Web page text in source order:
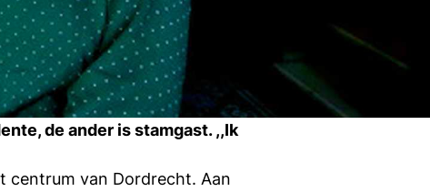
de ander is stamgast. ,,Ik
centrum van Dordrecht. Aan